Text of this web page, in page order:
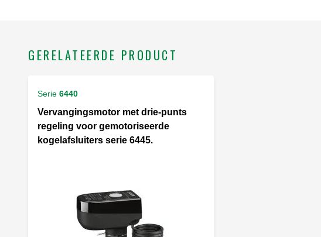
GERELATEERDE PRODUCT
Serie 6440
Vervangingsmotor met drie-punts
regeling voor gemotoriseerde
kogelafsluiters serie 6445.